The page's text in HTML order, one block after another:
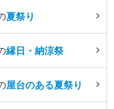
夏祭り
縁日・納涼祭
屋台のある夏祭り